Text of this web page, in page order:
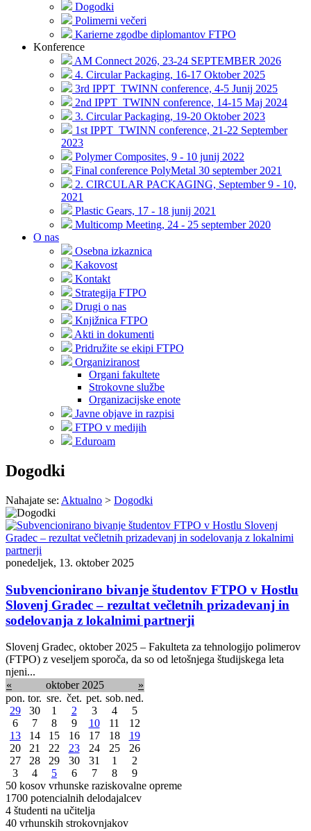
Dogodki
Polimerni večeri
Karierne zgodbe diplomantov FTPO
Konference
AM Connect 2026, 23-24 SEPTEMBER 2026
4. Circular Packaging, 16-17 Oktober 2025
3rd IPPT_TWINN conference, 4-5 Junij 2025
2nd IPPT_TWINN conference, 14-15 Maj 2024
3. Circular Packaging, 19-20 Oktober 2023
1st IPPT_TWINN conference, 21-22 September
2023
Polymer Composites, 9 - 10 junij 2022
Final conference PolyMetal 30 september 2021
2. CIRCULAR PACKAGING, September 9 - 10,
2021
Plastic Gears, 17 - 18 junij 2021
Multicomp Meeting, 24 - 25 september 2020
O nas
Osebna izkaznica
Kakovost
Kontakt
Strategija FTPO
Drugi o nas
Knjižnica FTPO
Akti in dokumenti
Pridružite se ekipi FTPO
Organiziranost
Organi fakultete
Strokovne službe
Organizacijske enote
Javne objave in razpisi
FTPO v medijih
Eduroam
Dogodki
Nahajate se: Aktualno > Dogodki
ponedeljek, 13. oktober 2025
Subvencionirano bivanje študentov FTPO v Hostlu
Slovenj Gradec – rezultat večletnih prizadevanj in
sodelovanja z lokalnimi partnerji
Slovenj Gradec, oktober 2025 – Fakulteta za tehnologijo polimerov
(FTPO) z veseljem sporoča, da so od letošnjega študijskega leta
njeni...
«
oktober 2025
»
pon. tor. sre. čet. pet. sob.ned.
29
30 1 2 3 4
5
6
7 8 9 10 11
12
13
14 15 16 17 18
19
20
21 22 23 24 25
26
27
28 29 30 31 1
2
3
4 5 6 7 8
9
50 kosov vrhunske raziskovalne opreme
1700 potencialnih delodajalcev
4 študenti na učitelja
40 vrhunskih strokovnjakov